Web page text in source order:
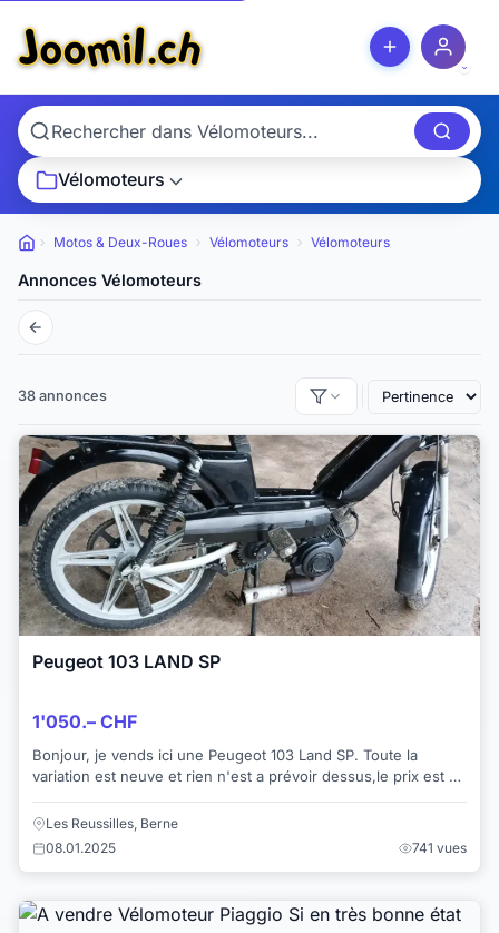
Vélomoteurs
Petites annonces
Motos & Deux-Roues Vélomoteurs Vélomoteurs
Annonces Vélomoteurs
38 annonces
Peugeot 103 LAND SP
1'050.– CHF
Bonjour, je vends ici une Peugeot 103 Land SP. Toute la
variation est neuve et rien n'est a prévoir dessus,le prix est a
Les Reussilles, Berne
08.01.2025
741 vues